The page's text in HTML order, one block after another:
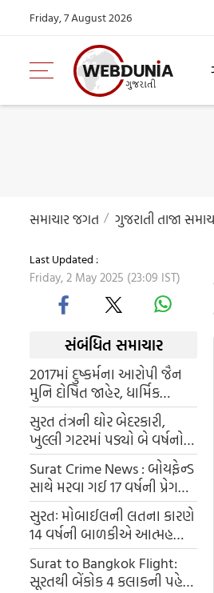
Friday, 7 August 2026
સમાચાર જગત ગુજરાતી તાજા
Last Updated :
Friday, 2 May 2025 (23:09 IST)
સંબંધિત સમાચાર
2017માં દુષ્કર્મના આરોપી જૈન
મુનિ દોષિત જાહેર, ધાર્મિક
વિધિને બહાને યુવતીની લૂંટી
હતી આબરૂ
સુરત તંત્રની ઘોર બેદરકારી,
ખુલ્લી ગટરમાં પડ્યો બે વર્ષનો
માસૂમ, 18 કલાક પછી પણ
તપાસ ચાલુ
Surat Crime News : બોયફેન્ડ
સાથે મરવા ગઈ 17 વર્ષની પ્રેગનેંટ
ગર્લફ્રેંડ, યુવકે કર્યો ઈનકાર તો
યુવતીએ છત પરથી લગાવી દીધી
છલાંગ
સુરતઃ મોબાઈલની લતના કારણે
14 વર્ષની બાળકીએ આત્મહત્યા
કરી.
Surat to Bangkok Flight:
સૂરતથી બેંકોક 4 કલાકની પહેલી